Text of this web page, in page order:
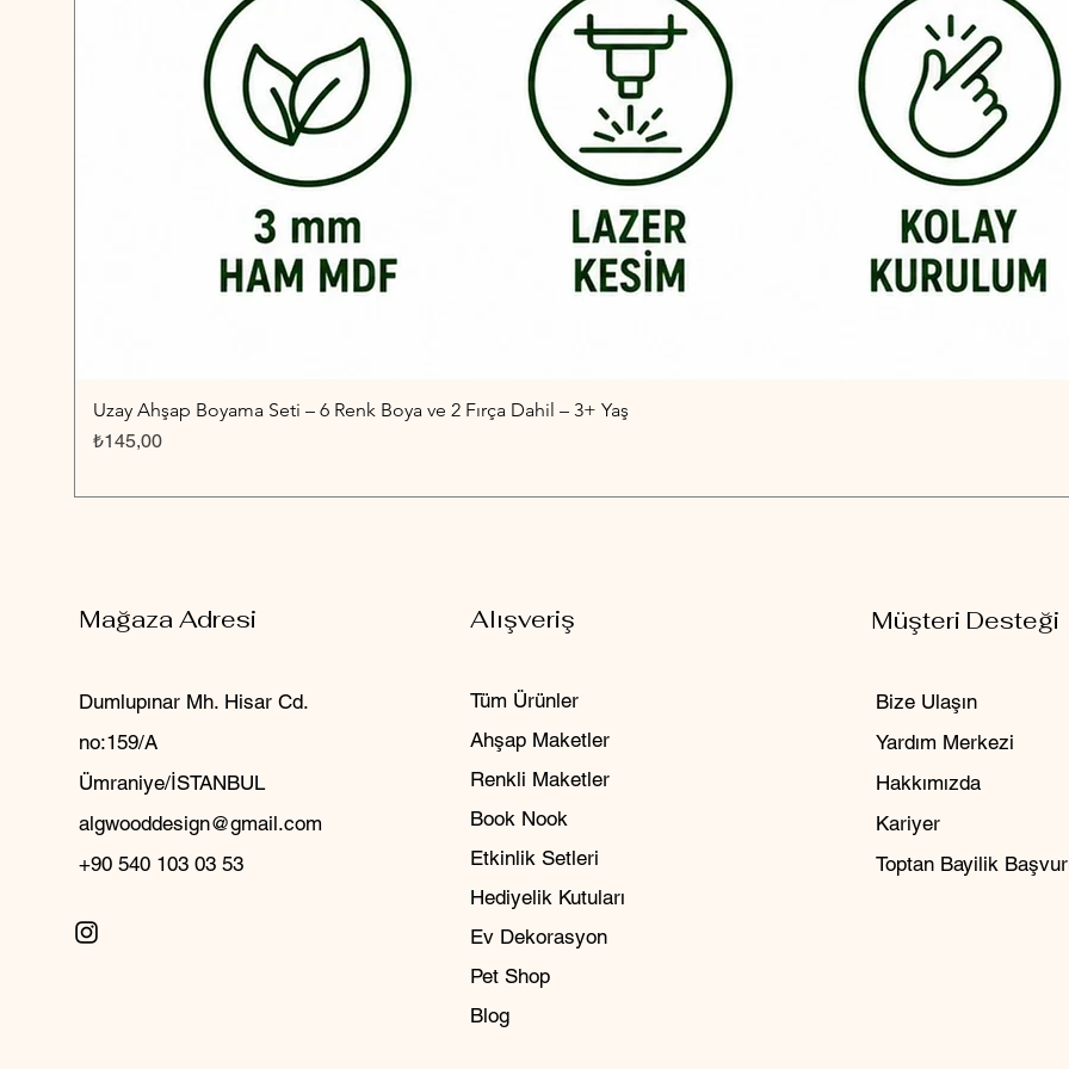
Uzay Ahşap Boyama Seti – 6 Renk Boya ve 2 Fırça Dahil – 3+ Yaş
Fiyat
₺145,00
Mağaza Adresi
Dumlupınar Mh. Hisar Cd.
no:159/A
Ümraniye/İSTANBUL
algwooddesign@gmail.com
+90 540 103 03 53
Alışveriş
Tüm Ürünler
Ahşap Maketler
Renkli Maketler
Book Nook
Etkinlik Setleri
Hediyelik Kutuları
Ev Dekorasyon
Pet Shop
Blog
Müşteri Desteği
Bize Ulaşın
Yardım Merkezi
Hakkımızda
Kariyer
Toptan Bayilik